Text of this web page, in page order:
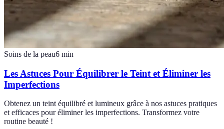
Soins de la peau6 min
Les Astuces Pour Équilibrer le Teint et Éliminer les
Imperfections
Obtenez un teint équilibré et lumineux grâce à nos astuces pratiques
et efficaces pour éliminer les imperfections. Transformez votre
routine beauté !